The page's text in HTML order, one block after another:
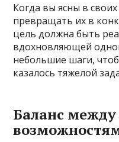
Когда вы ясны в
превращать их в
цель должна быть
вдохновляющей
небольшие шаги,
казалось тяжелой
Баланс